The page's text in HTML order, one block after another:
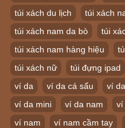
túi xách du lịch
túi xách
túi xách nam da bò
túi
túi xách nam hàng hiệu
túi xách nữ
túi đựng ipad
ví da
ví da cá sấu ví
ví da mini
ví da nam ví
ví nam
ví nam cầm tay